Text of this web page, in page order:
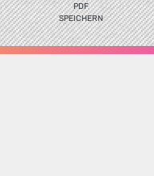
PDF
SPEICHERN